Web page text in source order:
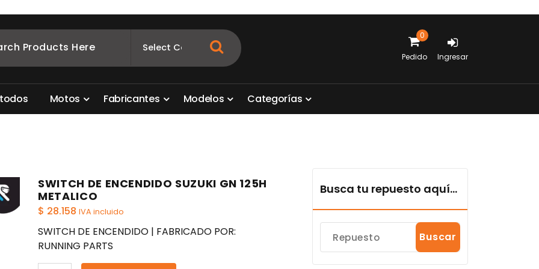
motos. Aquí está lo que necesitas
0
Pedido Ingresar
todos Motos Fabricantes Modelos Categorías
SWITCH DE ENCENDIDO SUZUKI GN 125H
METALICO
$ 28.158 IVA incluido
SWITCH DE ENCENDIDO | FABRICADO POR:
RUNNING PARTS
Busca tu repuesto aquí...
Buscar